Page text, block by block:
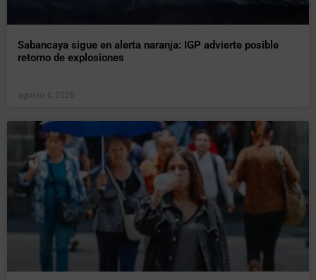
Sabancaya sigue en alerta naranja: IGP advierte posible
retorno de explosiones
agosto 4, 2026